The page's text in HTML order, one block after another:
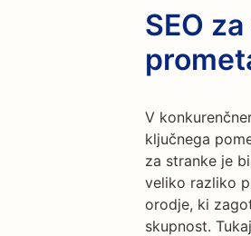
SEO
V
ključnega
za stranke je
veliko razliko
orodje, ki
skupnost.